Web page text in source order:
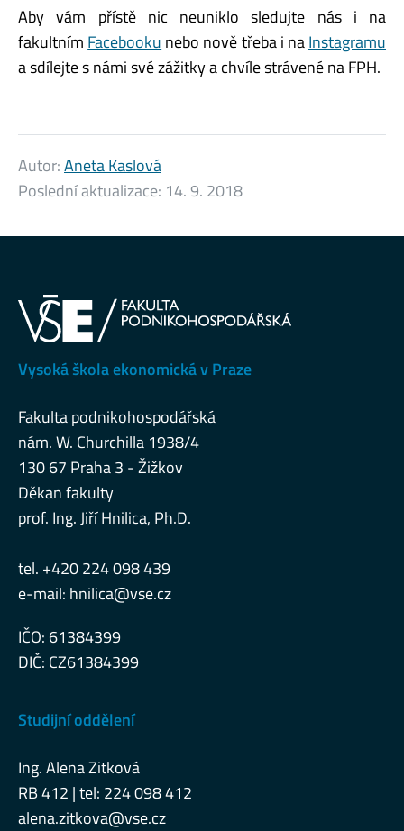
Aby vám přístě nic neuniklo sledujte nás i na
fakultním Facebooku nebo nově třeba i naInstagramu
a sdílejte s námi své zážitky a chvíle strávené na FPH.
Autor:Aneta Kaslová
Poslední aktualizace: 14. 9. 2018
Vysoká škola ekonomická v Praze
Fakulta podnikohospodářská
nám. W. Churchilla 1938/4
130 67 Praha 3 - Žižkov
Děkan fakulty
prof. Ing. Jiří Hnilica, Ph.D.
tel. +420 224 098 439
e-mail: hnilica@vse.cz
IČO: 61384399
DIČ: CZ61384399
Studijní oddělení
Ing. Alena Zitková
RB 412 | tel: 224 098 412
alena.zitkova@vse.cz